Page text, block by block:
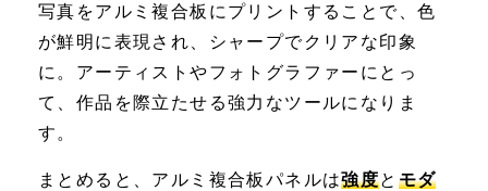
写真をアルミ複合板にプリントすることで、色
が鮮明に表現され、シャープでクリアな印象
に。アーティストやフォトグラファーにとっ
て、作品を際立たせる強力なツールになりま
す。
まとめると、アルミ複合板パネルは強度と モダ